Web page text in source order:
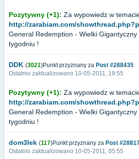
Pozytywny (+1): Za wypowiedz w
http://zarabiam.com/
General Redemption - Wielki Gigantyczny
tygodniu !
DDK (3021)Punkt przyznany za Post #288435
Ostatnio zaktualizowano 10-05-2011, 19:55
Pozytywny (+1): Za wypowiedz w
http://zarabiam.com/
General Redemption - Wielki Gigantyczny
tygodniu !
dom3lek (117)Punkt przyznany za Post
Ostatnio zaktualizowano 10-05-2011, 05:55